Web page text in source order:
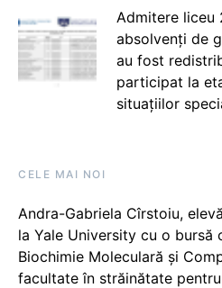
Admitere liceu
absolvenți de
au fost
participat la
situațiilor
CELE MAI NOI
Andra-Gabriela Cîrstoiu,
la Yale University cu o bursă
Biochimie Moleculară și
facultate în străinătate